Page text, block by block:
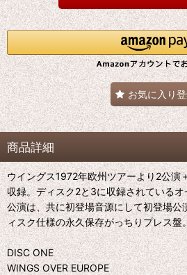
お気に入り
商品詳細
ウイングス1972年欧州ツアーより2公演
収録。ディスク2と3に収録されている
公演は、共に初登場音源にして初登場公
ィスク仕様の永久保存がっちりプレス盤
DISC ONE
WINGS OVER EUROPE